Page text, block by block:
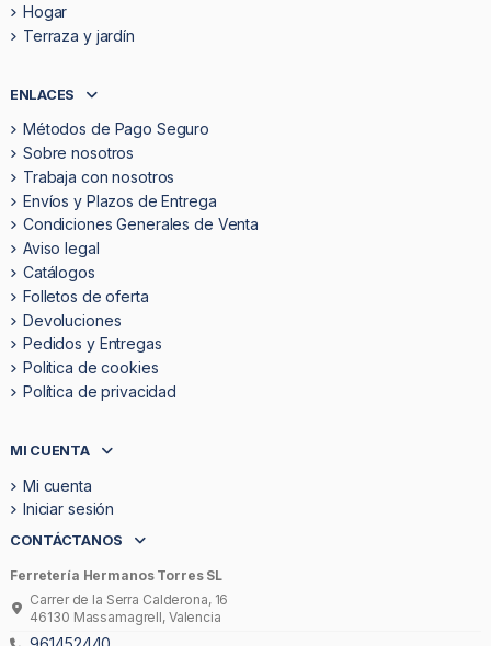
Hogar
Terraza y jardín
ENLACES
Métodos de Pago Seguro
Sobre nosotros
Trabaja con nosotros
Envíos y Plazos de Entrega
Condiciones Generales de Venta
Aviso legal
Catálogos
Folletos de oferta
Devoluciones
Pedidos y Entregas
Politica de cookies
Política de privacidad
MI CUENTA
Mi cuenta
Iniciar sesión
CONTÁCTANOS
Ferretería Hermanos Torres SL
Carrer de la Serra Calderona, 16
46130 Massamagrell, Valencia